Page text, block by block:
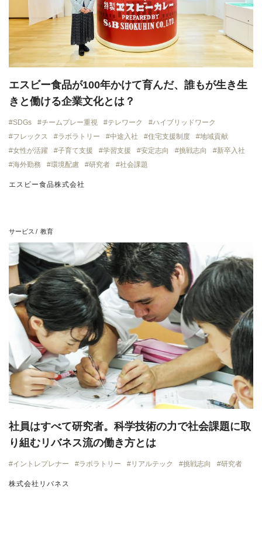
エスビー食品が100年かけて育んだ、誰もが生き生
きと働ける企業文化とは？
SDGs チームプレー重視 テレワーク
ハイブリッドワーク
フレックス
ラボラトリー 中途入社 住宅支援制度
地域貢献
女性が活躍
子育て支援 学習支援 安定志向 挑戦志向
新卒入社
海外勤務
環境配慮 研究者 社会課題
エスビー食品株式会社
サービス 教育
社員はすべて研究者。科学技術の力で社会課題に取
り組むリバネス流の働き方とは
イントレプレナー ラボラトリー リアルテック 挑戦志向 研究者
株式会社リバネス